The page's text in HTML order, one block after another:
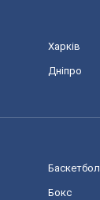
Харків
Дніпро
Баскетбол
Бокс